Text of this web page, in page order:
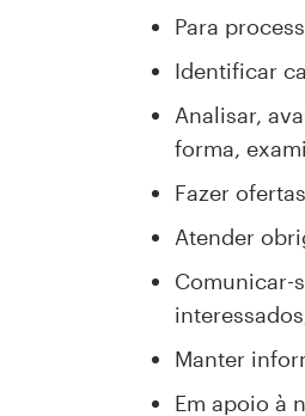
Para
Identificar
Analisar,
forma,
Fazer
Atender
Comunicar-
Manter
Em apoio à